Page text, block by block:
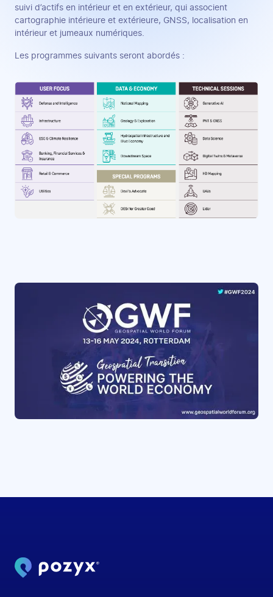
suivi d’actifs en intérieur et en extérieur, qui associent
cartographie intérieure et extérieure, GNSS, localisation en
intérieur et jumeaux numériques.
Les programmes suivants seront abordés :